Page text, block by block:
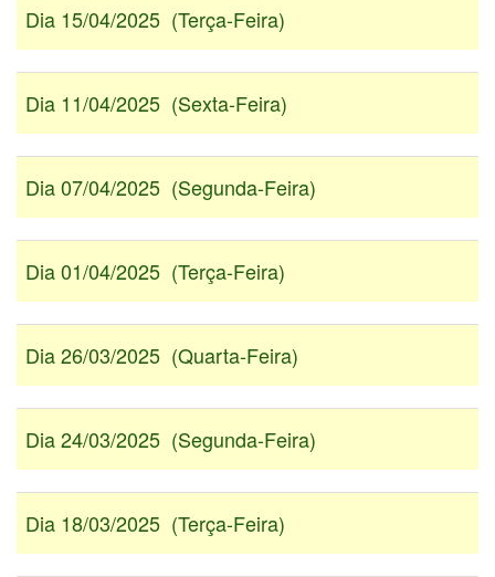
Dia 15/04/2025 (Terça-Feira)
Dia 11/04/2025 (Sexta-Feira)
Dia 07/04/2025 (Segunda-Feira)
Dia 01/04/2025 (Terça-Feira)
Dia 26/03/2025 (Quarta-Feira)
Dia 24/03/2025 (Segunda-Feira)
Dia 18/03/2025 (Terça-Feira)